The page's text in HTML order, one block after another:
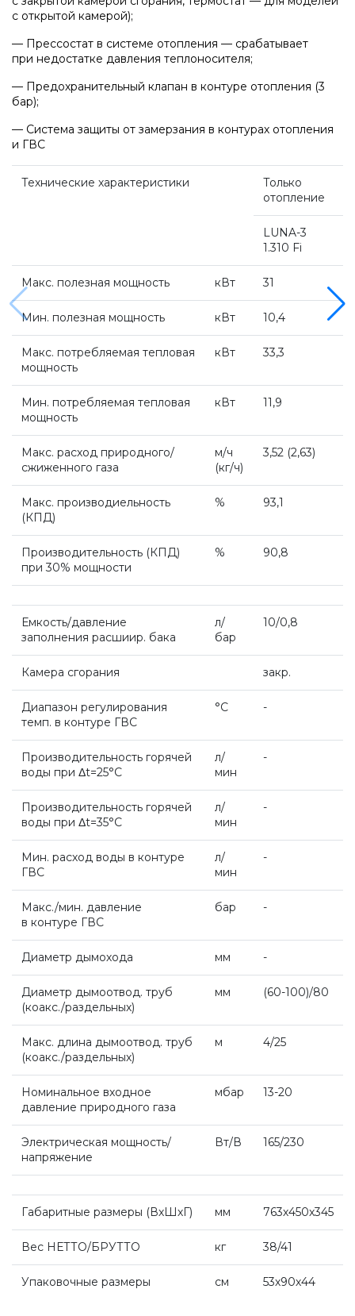
Промышленное оборудование
Бойлеры Ferroli
Горелки
Электрические водонагреватели Ferroli
Алюминиевые радиаторы Ferroli
Автоматика
Рециркуляторы воздуха
Газовые колонки
Econcept TECH AC
Комплект коаксиальный Ferroli 80/125
Комплект коаксиальный Ferroli 60/100
ACV
De Dietrich
Настенные газовые котлы De Dietrich
Настенные конденсационные котлы De
Dietrich
Чугунные напольные котлы De Dietrich
Промышленное оборудование De Dietrich
с открытой камерой);
— Прессостат в системе отопления — срабатывает
при недостатке давления теплоносителя;
— Предохранительный клапан в контуре отопления (3
бар);
— Система защиты от замерзания в контурах отопления
и ГВС
Технические характеристики
Только
отопление
LUNA-3
1.310 Fi
Макс. полезная мощность кВт 31
Мин. полезная мощность кВт 10,4
Макс. потребляемая тепловая
мощность
кВт 33,3
Мин. потребляемая тепловая
мощность
кВт 11,9
Макс. расход природного/
сжиженного газа
м/ч
(кг/ч)
3,52 (2,63)
Макс. производиельность
(КПД)
% 93,1
Производительность (КПД)
при 30% мощности
% 90,8
Емкость/давление
заполнения расшиир. бака
л/
бар
10/0,8
Камера сгорания закр.
Диапазон регулирования
темп. в контуре ГВС
°С -
Производительность горячей
воды при Δt=25°С
л/
мин
-
Производительность горячей
воды при Δt=35°С
л/
мин
-
Мин. расход воды в контуре
ГВС
л/
мин
-
Макс./мин. давление
в контуре ГВС
бар -
Диаметр дымохода мм -
Диаметр дымоотвод. труб
(коакс./раздельных)
мм (60-100)/80
Макс. длина дымоотвод. труб
(коакс./раздельных)
м 4/25
Номинальное входное
давление природного газа
мбар 13-20
Электрическая мощность/
напряжение
Вт/В 165/230
Габаритные размеры (ВхШхГ) мм 763х450х345
Вес НЕТТО/БРУТТО кг 38/41
Упаковочные размеры см 53х90х44